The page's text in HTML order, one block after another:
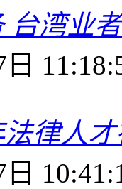
台湾业
律人